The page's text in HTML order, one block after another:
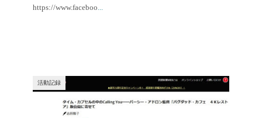
https://www.faceboo...
活動記録